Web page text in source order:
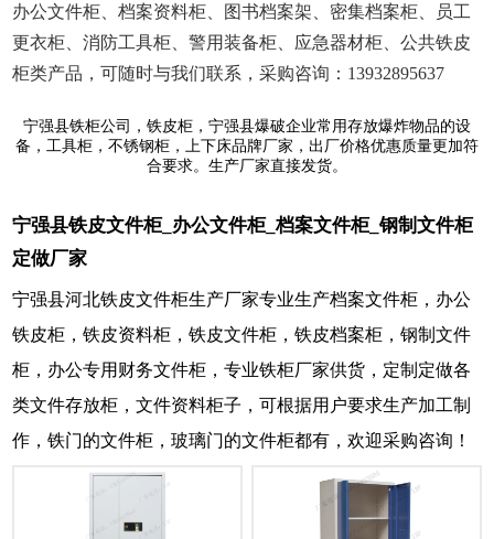
办公文件柜、档案资料柜、图书档案架、密集档案柜、员工
更衣柜、消防工具柜、警用装备柜、应急器材柜、公共铁皮
柜类产品，可随时与我们联系，采购咨询：13932895637
宁强县铁柜公司，铁皮柜，宁强县爆破企业常用存放爆炸物品的设
备，工具柜，不锈钢柜，上下床品牌厂家，出厂价格优惠质量更加符
合要求。生产厂家直接发货。
宁强县铁皮文件柜_办公文件柜_档案文件柜_钢制文件柜
定做厂家
宁强县河北铁皮文件柜生产厂家专业生产档案文件柜，办公
铁皮柜，铁皮资料柜，铁皮文件柜，铁皮档案柜，钢制文件
柜，办公专用财务文件柜，专业铁柜厂家供货，定制定做各
类文件存放柜，文件资料柜子，可根据用户要求生产加工制
作，铁门的文件柜，玻璃门的文件柜都有，欢迎采购咨询！